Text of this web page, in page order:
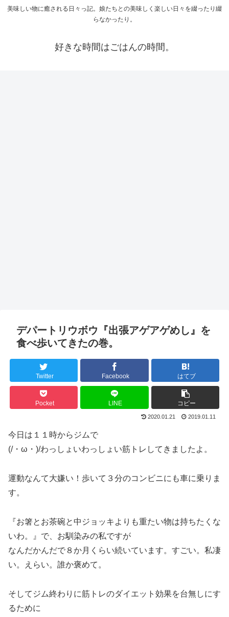
美味しい物に癒される日々っ記。娘たちとの美味しく楽しい日々を綴ったり綴
らなかったり。
好きな時間はごはんの時間。
デパートリウボウ『出張アゲアゲめし』を
食べ歩いてきたの巻。
Twitter Facebook はてブ
Pocket LINE コピー
2020.01.21 2019.01.11
今日は１１時からジムで
(/・ω・)/わっしょいわっしょい筋トレしてきましたよ。
運動なんて大嫌い！歩いて３分のコンビニにも車に乗りま
す。
『お箸とお茶碗と中ジョッキよりも重たい物は持ちたくな
いわ。』で、お馴染みの私ですが
なんだかんだで８か月くらい続いています。すごい。私凄
い。えらい。誰か褒めて。
そしてジム終わりに筋トレのダイエット効果を台無しにす
るために